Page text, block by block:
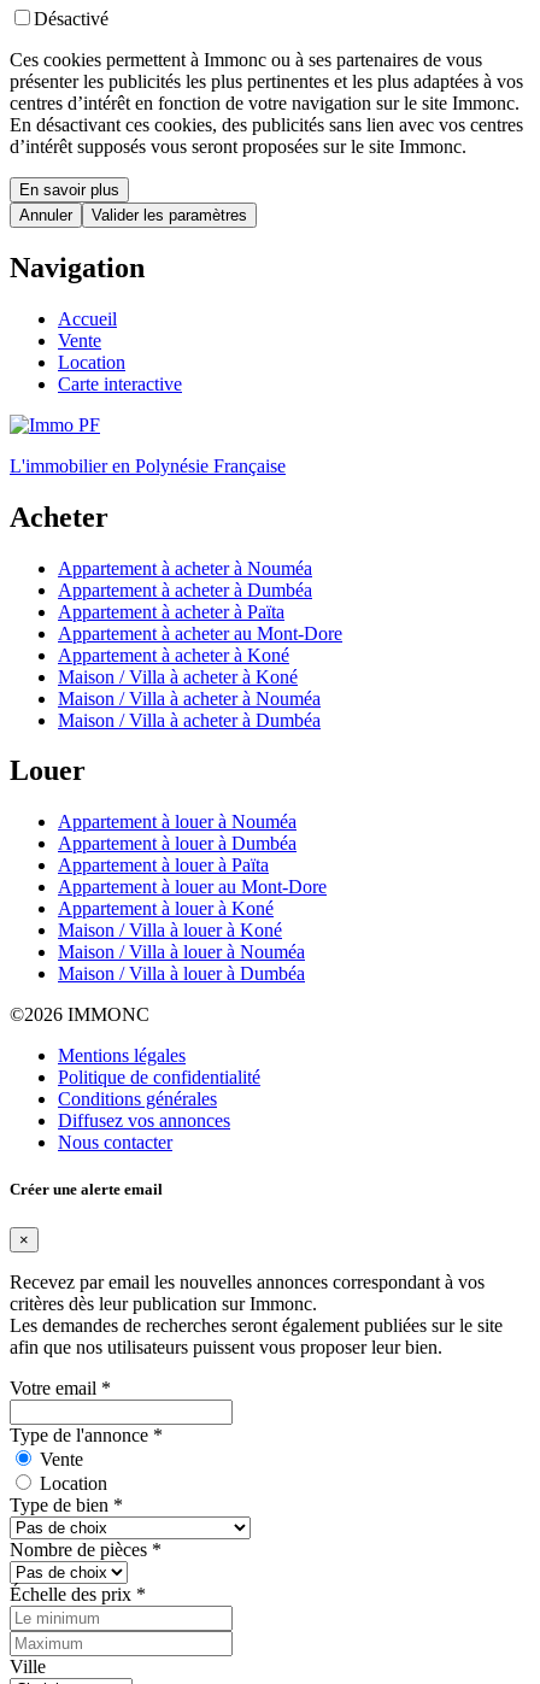
Désactivé
Ces cookies permettent à Immonc ou à ses partenaires de vous
présenter les publicités les plus pertinentes et les plus adaptées à vos
centres d’intérêt en fonction de votre navigation sur le site Immonc.
En désactivant ces cookies, des publicités sans lien avec vos centres
d’intérêt supposés vous seront proposées sur le site Immonc.
En savoir plus
Annuler
Valider les paramètres
Navigation
Accueil
Vente
Location
Carte interactive
L'immobilier en Polynésie Française
Acheter
Appartement à acheter à Nouméa
Appartement à acheter à Dumbéa
Appartement à acheter à Païta
Appartement à acheter au Mont-Dore
Appartement à acheter à Koné
Maison / Villa à acheter à Koné
Maison / Villa à acheter à Nouméa
Maison / Villa à acheter à Dumbéa
Louer
Appartement à louer à Nouméa
Appartement à louer à Dumbéa
Appartement à louer à Païta
Appartement à louer au Mont-Dore
Appartement à louer à Koné
Maison / Villa à louer à Koné
Maison / Villa à louer à Nouméa
Maison / Villa à louer à Dumbéa
©2026 IMMONC
Mentions légales
Politique de confidentialité
Conditions générales
Diffusez vos annonces
Nous contacter
Créer une alerte email
×
Recevez par email les nouvelles annonces correspondant à vos
critères dès leur publication sur Immonc.
Les demandes de recherches seront également publiées sur le site
afin que nos utilisateurs puissent vous proposer leur bien.
Votre email *
Type de l'annonce *
Vente
Location
Type de bien *
Nombre de pièces *
Échelle des prix *
Ville